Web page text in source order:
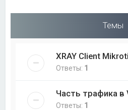
Темы
XRAY Client
Ответы: 1
Часть трафика в
Ответы: 1